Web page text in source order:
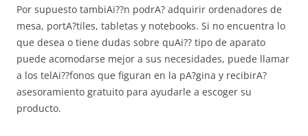
Por supuesto tambiAi??n podrA? adquirir ordenadores de
mesa, portA?tiles, tabletas y notebooks. Si no encuentra lo
que desea o tiene dudas sobre quAi?? tipo de aparato
puede acomodarse mejor a sus necesidades, puede llamar
a los telAi??fonos que figuran en la pA?gina y recibirA?
asesoramiento gratuito para ayudarle a escoger su
producto.